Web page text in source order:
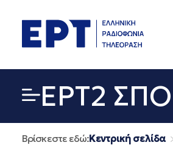
περιεχόμενο
EΡΤ2
Βρίσκεστε εδώ:Κεντρική σελίδα